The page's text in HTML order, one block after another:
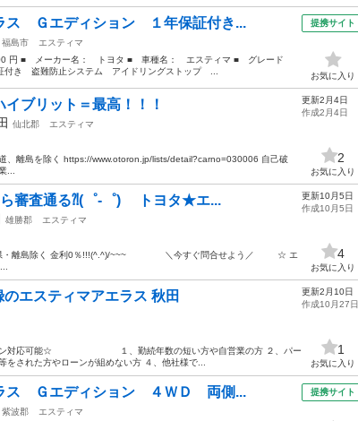
ス Ｇエディション １年保証付き...
福島市
エスティマ
円 ■ メーカー名： トヨタ ■ 車種名： エスティマ ■ グレード
き 盗難防止システム アイドリングストップ ...
提携サイト
お気に入り
ブリット＝最高！！！
仙北郡
エスティマ
離島を除く https://www.otoron.jp/lists/detail?carno=030006 自己破
...
更新2月4日
作成2月4日
2
お気に入り
審査通る⁈(゜-゜) トヨタ★エ...
雄勝郡
エスティマ
縄県・離島除く 金利0％!!!(^.^)/~~~ ＼今すぐ問合せよう／ ☆ エ
更新10月5日
作成10月5日
4
お気に入り
エスティマアエラス 秋田
ローン対応可能☆ １、勤続年数の短い方や自営業の方 ２、パー
をされた方やローンが組めない方 ４、他社様で...
更新2月10日
作成10月27日
1
お気に入り
ラス Ｇエディション ４ＷＤ 両側...
紫波郡 エスティマ
提携サイト